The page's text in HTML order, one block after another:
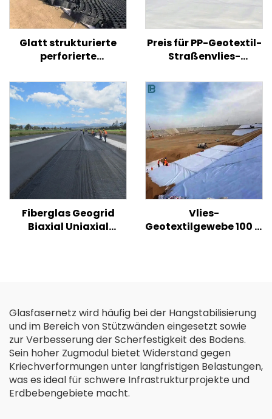
Glatt strukturierte
perforierte
Geozelle zur
Bodenverstärkung für
Straßen/Hügel/Hänge
Preis für PP-Geotextil-
Straßenvlies-
den
straßenverstärkten
Agrarbau
Fiberglas Geogrid
Biaxial Uniaxial
Vlies-
Geotextilgewebe 100 %
Glasfasernetz wird häufig bei der Hangstabilisierung
und im Bereich von Stützwänden eingesetzt sowie
zur Verbesserung der Scherfestigkeit des Bodens.
Sein hoher Zugmodul bietet Widerstand gegen
Kriechverformungen unter langfristigen Belastungen,
was es ideal für schwere Infrastrukturprojekte und
Erdbebengebiete macht.